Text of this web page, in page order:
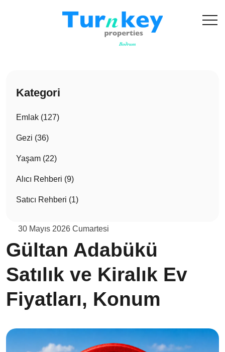
Kategori
Emlak (127)
Gezi (36)
Yaşam (22)
Alıcı Rehberi (9)
Satıcı Rehberi (1)
30 Mayıs 2026 Cumartesi
Gültan Adabükü
Satılık ve Kiralık Ev
Fiyatları, Konum